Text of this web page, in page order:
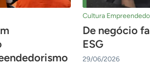
Cultura
De negócio
ESG
29/06/2026